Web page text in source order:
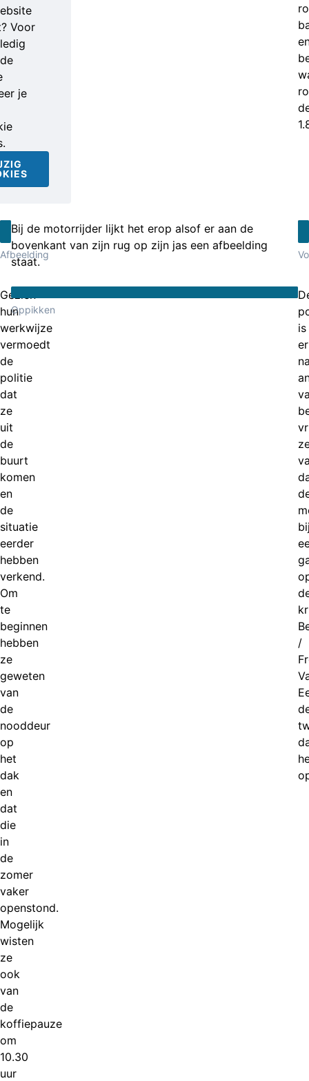
Voor
je
Afbeelding
Bij de motorrijder lijkt het erop alsof er aan de
bovenkant van zijn rug op zijn jas een afbeelding
staat.
Gezien
hun
werkwijze
vermoedt
de
politie
dat
ze
uit
de
buurt
komen
en
de
situatie
eerder
hebben
verkend.
Om
te
beginnen
hebben
ze
geweten
van
de
nooddeur
op
het
dak
en
dat
die
in
de
zomer
vaker
openstond.
Mogelijk
wisten
ze
ook
van
de
koffiepauze
om
10.30
uur
Oppikken
is
er
/